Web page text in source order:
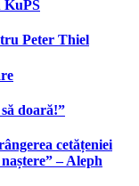
KuPS
Peter Thiel
doară!”
cetățeniei
– Aleph